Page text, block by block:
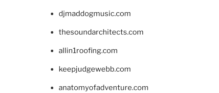
djmaddogmusic.com
thesoundarchitects.com
allin1roofing.com
keepjudgewebb.com
anatomyofadventure.com